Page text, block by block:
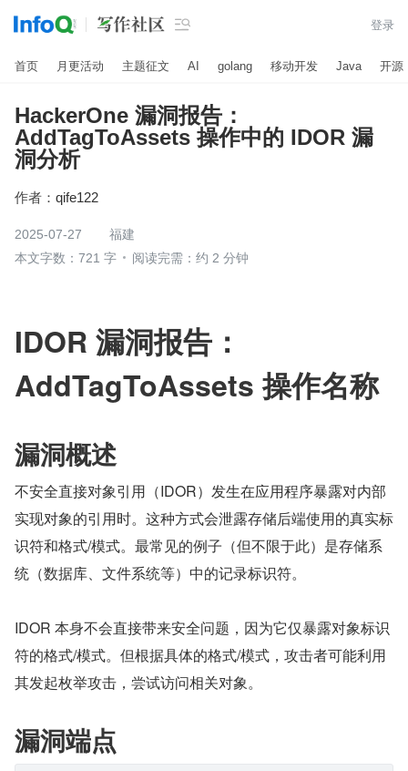
 登录
首页 月更活动 主题征文 AI golang 移动开发 Java 开源
HackerOne 漏洞报告：
AddTagToAssets 操作中的 IDOR 漏
洞分析
作者： qife122
2025-07-27
福建
本文字数：721 字
阅读完需：约 2 分钟
IDOR 漏洞报告：
AddTagToAssets 操作名称
漏洞概述
不安全直接对象引用（IDOR）发生在应用程序暴露对内部
实现对象的引用时。这种方式会泄露存储后端使用的真实标
识符和格式/模式。最常见的例子（但不限于此）是存储系
统（数据库、文件系统等）中的记录标识符。
IDOR 本身不会直接带来安全问题，因为它仅暴露对象标识
符的格式/模式。但根据具体的格式/模式，攻击者可能利用
其发起枚举攻击，尝试访问相关对象。
漏洞端点